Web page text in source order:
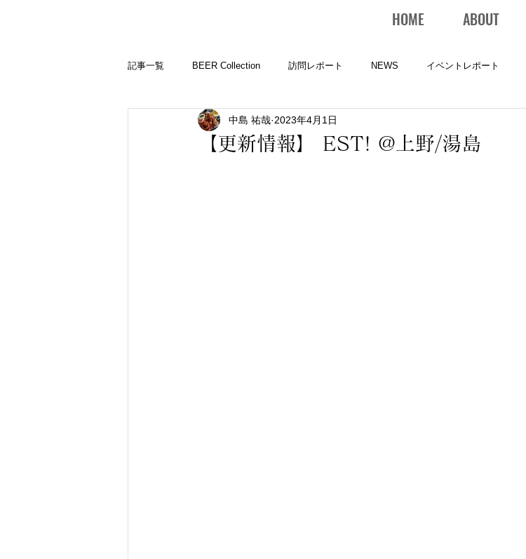
HOME ABOUT
記事一覧 BEER Collection 訪問レポート NEWS イベントレポート
バーコラム
【更新情報】 EST! @上野/湯島
中島 祐哉 2023年4月1日